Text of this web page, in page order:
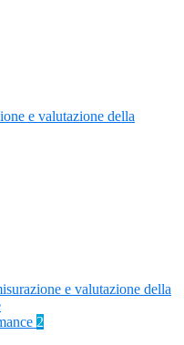
e valutazione della
e valutazione della
2